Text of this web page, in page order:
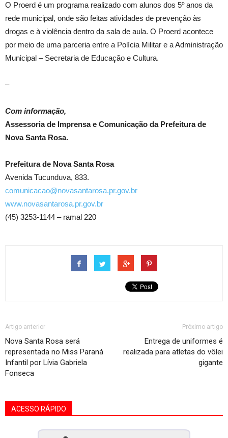
O Proerd é um programa realizado com alunos dos 5º anos da
rede municipal, onde são feitas atividades de prevenção às
drogas e à violência dentro da sala de aula. O Proerd acontece
por meio de uma parceria entre a Polícia Militar e a Administração
Municipal – Secretaria de Educação e Cultura.
–
Com informação,
Assessoria de Imprensa e Comunicação da Prefeitura de
Nova Santa Rosa.
Prefeitura de Nova Santa Rosa
Avenida Tucunduva, 833.
comunicacao@novasantarosa.pr.gov.br
www.novasantarosa.pr.gov.br
(45) 3253-1144 – ramal 220
Artigo anterior
Nova Santa Rosa será
representada no Miss Paraná
Infantil por Lívia Gabriela
Fonseca
Próximo artigo
Entrega de uniformes é
realizada para atletas do vôlei
gigante
ACESSO RÁPIDO